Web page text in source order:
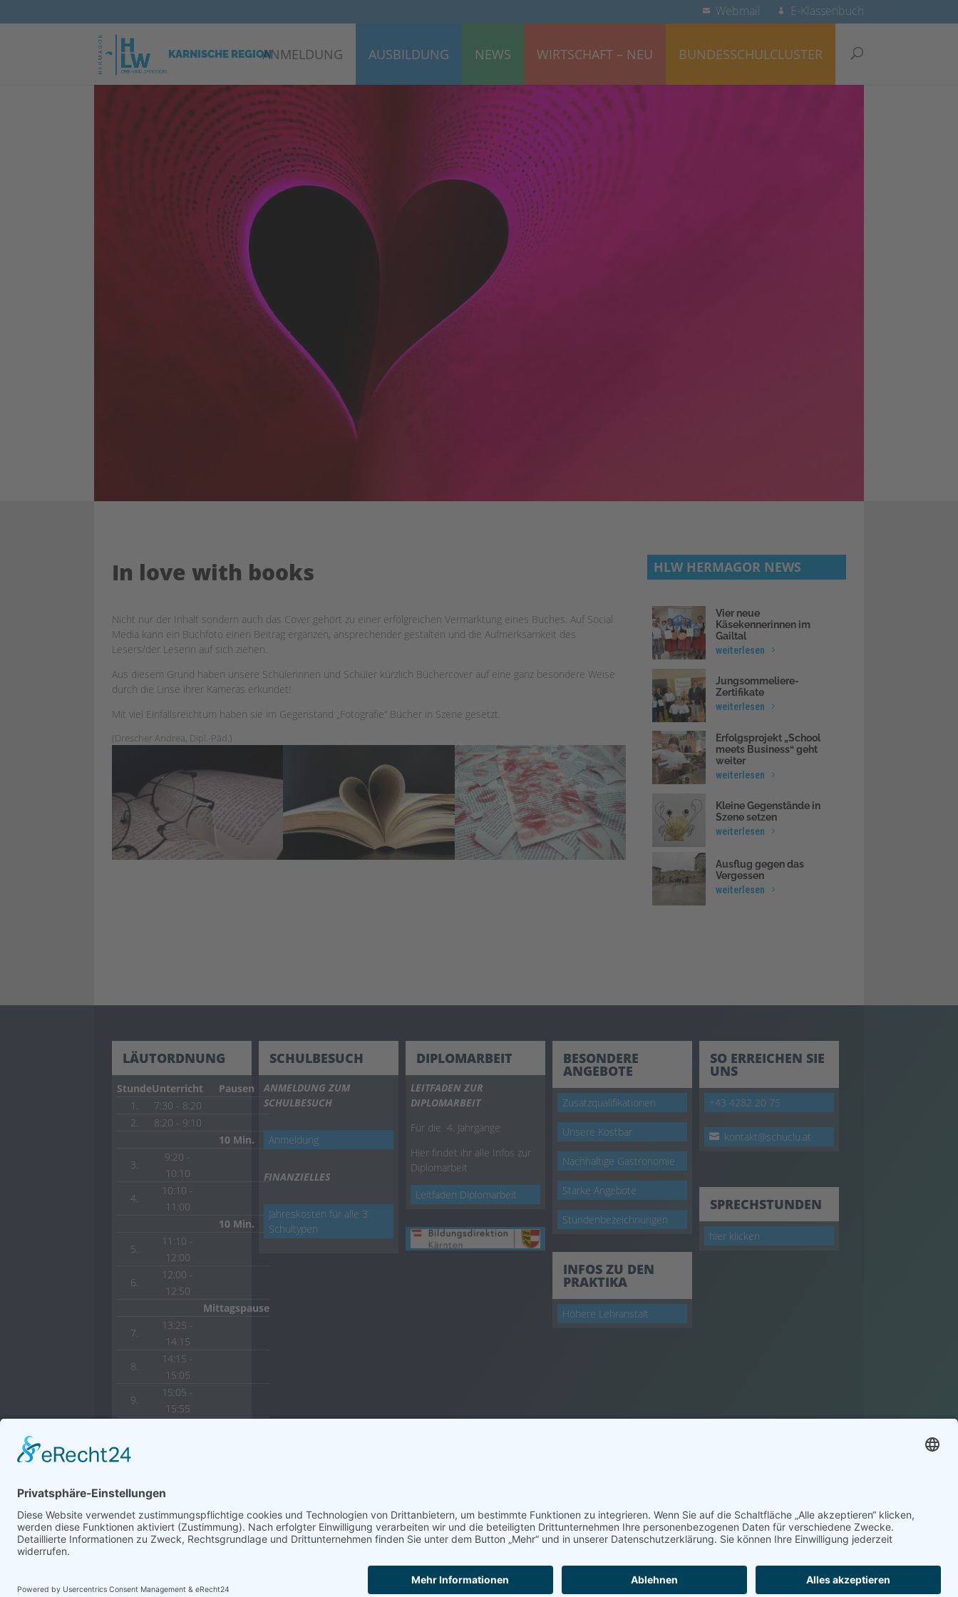
Webmail E-Klassenbuch
ANMELDUNG AUSBILDUNG NEWS WIRTSCHAFT – NEU BUNDESSCHULCLUSTER
In love with books
Nicht nur der Inhalt sondern auch das Cover gehört zu einer erfolgreichen Vermarktung eines Buches. Auf Social
Media kann ein Buchfoto einen Beitrag ergänzen, ansprechender gestalten und die Aufmerksamkeit des
Lesers/der Leserin auf sich ziehen.
Aus diesem Grund haben unsere Schülerinnen und Schüler kürzlich Büchercover auf eine ganz besondere Weise
durch die Linse ihrer Kameras erkundet!
Mit viel Einfallsreichtum haben sie im Gegenstand „Fotografie“ Bücher in Szene gesetzt.
(Drescher Andrea, Dipl.-Päd.)
HLW HERMAGOR NEWS
Vier neue
Käsekennerinnen im
Gailtal
weiterlesen
Jungsommeliere-
Zertifikate
weiterlesen
Erfolgsprojekt „School
meets Business“ geht
weiter
weiterlesen
Kleine Gegenstände in
Szene setzen
weiterlesen
Ausflug gegen das
Vergessen
weiterlesen
LÄUTORDNUNG
StundeUnterricht
Pausen
1.
7:30 - 8:20
2.
8:20 - 9:10
10 Min.
3.
9:20 -
10:10
4.
10:10 -
11:00
10 Min.
5.
11:10 -
12:00
6.
12:00 -
12:50
Mittagspause
7.
13:25 -
14:15
8.
14:15 -
15:05
9.
15:05 -
15:55
SCHULBESUCH
ANMELDUNG ZUM
SCHULBESUCH
Anmeldung
FINANZIELLES
Jahreskosten für alle 3
Schultypen
DIPLOMARBEIT
LEITFADEN ZUR
DIPLOMARBEIT
Für die 4. Jahrgänge
Hier findet ihr alle Infos zur
Diplomarbeit
Leitfaden Diplomarbeit
BESONDERE
ANGEBOTE
Zusatzqualifikationen
Unsere Kostbar
Nachhaltige Gastronomie
Starke Angebote
Stundenbezeichnungen
INFOS ZU DEN
PRAKTIKA
Höhere Lehranstalt
SO ERREICHEN SIE
UNS
+43 4282 20 75
kontakt@schuclu.at
SPRECHSTUNDEN
hier klicken
Creativomedia GmbH Impressum Datenschutz Kontakt